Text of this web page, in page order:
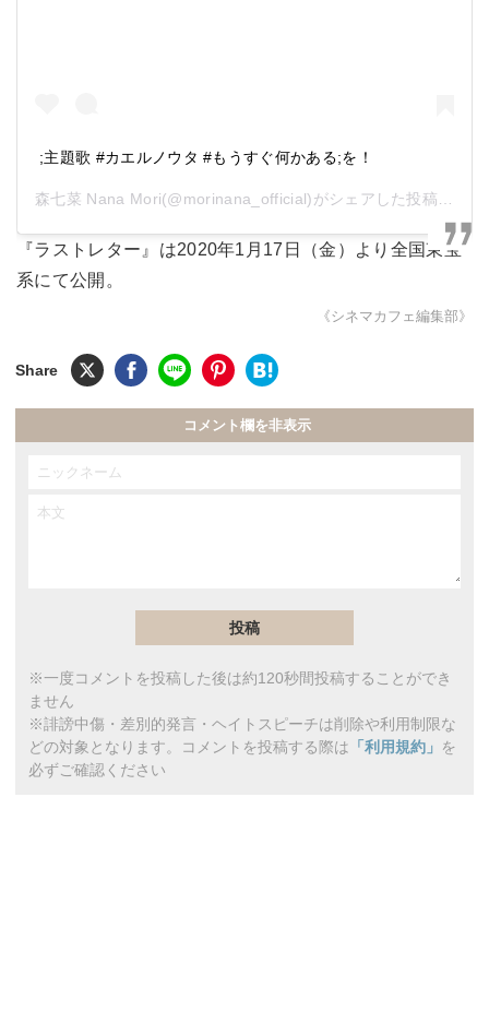
;主題歌 #カエルノウタ #もうすぐ何かある;を！
森七菜 Nana Mori(@morinana_official)がシェアした投稿 -
『ラストレター』は2020年1月17日（金）より全国東宝
系にて公開。
《シネマカフェ編集部》
コメント欄を非表示
※一度コメントを投稿した後は約120秒間投稿することができ
ません
※誹謗中傷・差別的発言・ヘイトスピーチは削除や利用制限な
どの対象となります。コメントを投稿する際は 「利用規約」 を
必ずご確認ください